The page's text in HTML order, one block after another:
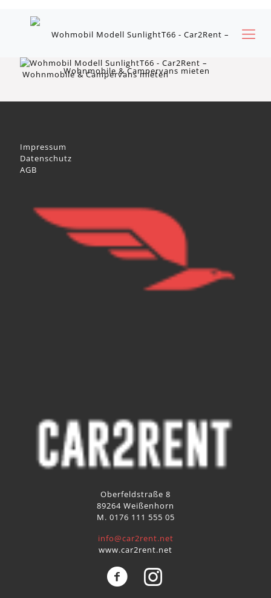
Impressum
Datenschutz
AGB
Oberfeldstraße 8
89264 Weißenhorn
M. 0176 111 555 05
info@car2rent.net
www.car2rent.net